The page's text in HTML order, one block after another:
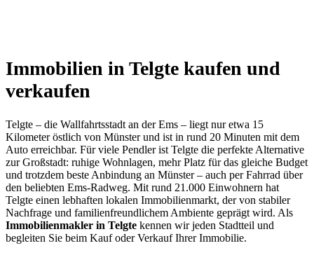
Immobilien in Telgte kaufen und
verkaufen
Telgte – die Wallfahrtsstadt an der Ems – liegt nur etwa 15
Kilometer östlich von Münster und ist in rund 20 Minuten mit dem
Auto erreichbar. Für viele Pendler ist Telgte die perfekte Alternative
zur Großstadt: ruhige Wohnlagen, mehr Platz für das gleiche Budget
und trotzdem beste Anbindung an Münster – auch per Fahrrad über
den beliebten Ems-Radweg. Mit rund 21.000 Einwohnern hat
Telgte einen lebhaften lokalen Immobilienmarkt, der von stabiler
Nachfrage und familienfreundlichem Ambiente geprägt wird. Als
Immobilienmakler in Telgte kennen wir jeden Stadtteil und
begleiten Sie beim Kauf oder Verkauf Ihrer Immobilie.